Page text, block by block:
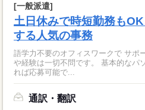
[一般派遣]
土日休みで時短勤務も
する人気の事務
語学力不要のオフィスワークで サポー
や経験は一切不問です。 基本的なパソコン操作とメール 対応ができ
れば応募可能で...
通訳・翻訳